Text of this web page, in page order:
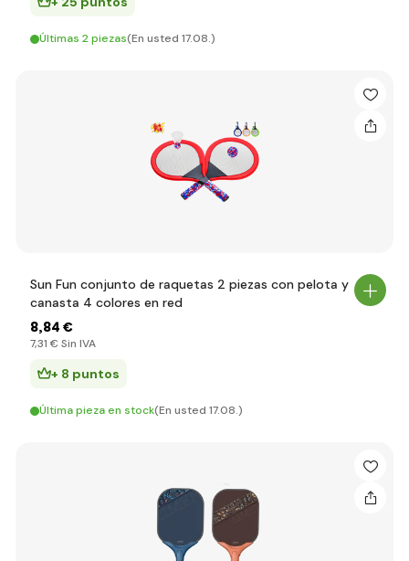
Últimas 2 piezas(En usted 17.08.)
Sun Fun conjunto de raquetas 2 piezas con pelota y
canasta 4 colores en red
8,84 €
7,31 € Sin IVA
+ 8 puntos
Última pieza en stock(En usted 17.08.)